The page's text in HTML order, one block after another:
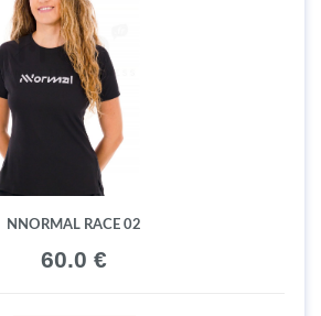
NNORMAL RACE 02
60.0 €